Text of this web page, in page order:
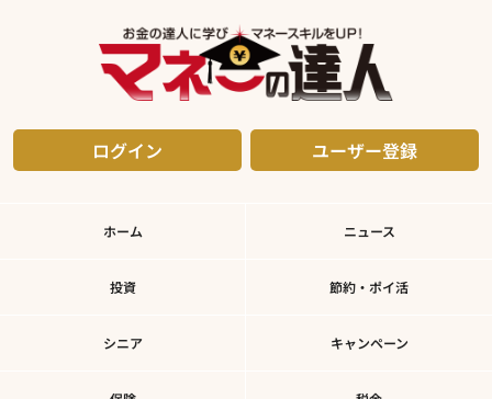
ログイン ユーザー登録
ホーム ニュース
投資 節約・ポイ活
シニア キャンペーン